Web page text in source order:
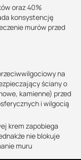
oraz 40%
konsystencję
murów przed
na
ściany o
kamienne) przed
i wilgocią
krem zapobiega
nie blokuje
muru